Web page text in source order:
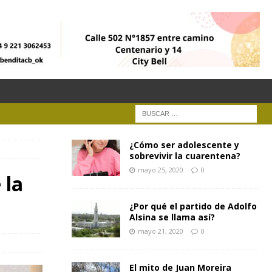
la
¿Cómo ser adolescente y
sobrevivir la cuarentena?
mayo 25, 2020 0
¿Por qué el partido de Adolfo
Alsina se llama así?
mayo 21, 2020 0
El mito de Juan Moreira